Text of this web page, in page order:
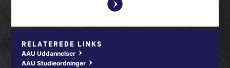
y
RELATEREDE LINKS
AAU Uddannelser w
AAU Studieordninger w